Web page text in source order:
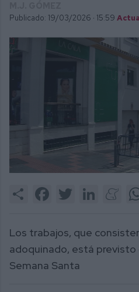
Publicado: 19/03/2026 · 15:59
2
Share FacebookTwitter LinkedIn
Los trabajos, que
adoquinado, está
Semana Santa